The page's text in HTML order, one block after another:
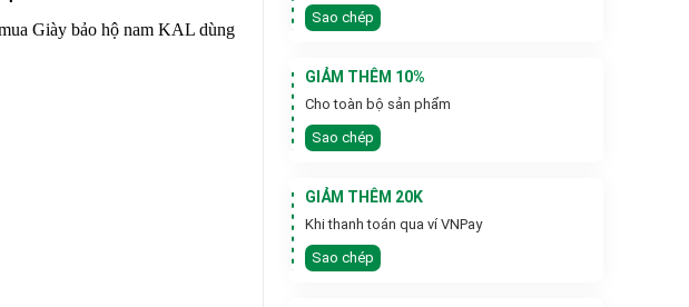
Giày bảo hộ nam KAL dùng
Sao chép
GIẢM THÊM 10%
Cho toàn bộ sản phẩm
Sao chép
GIẢM THÊM 20K
Khi thanh toán qua ví VNPay
Sao chép